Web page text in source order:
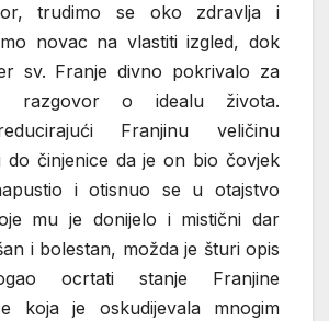
trudimo se oko zdravlja i
novac na vlastiti izgled, dok
sv. Franje divno pokrivalo za
razgovor o idealu života.
Franjinu veličinu
do činjenice da je on bio čovjek
i otisnuo se u otajstvo
mu je donijelo i mistični dar
i bolestan, možda je šturi opis
ocrtati stanje Franjine
koja je oskudijevala mnogim